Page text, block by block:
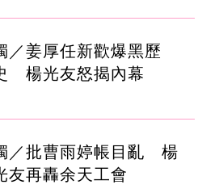
／姜厚任新歡爆黑歷
楊光友怒揭內幕
／批曹雨婷帳目亂 楊
友再轟余天工會